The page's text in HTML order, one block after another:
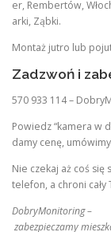
er, Rembertów,
arki, Ząbki.
Montaż jutro lub
Zadzwoń i
570 933 114 –
Powiedz “kamera w
damy cenę,
Nie czekaj aż coś
telefon, a chroni
DobryMonitoring –
zabezpieczamy